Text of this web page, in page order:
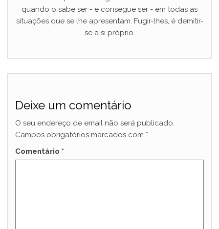
quando o sabe ser - e consegue ser - em todas as
situações que se lhe apresentam. Fugir-lhes, é demitir-
se a si próprio.
Deixe um comentário
O seu endereço de email não será publicado.
Campos obrigatórios marcados com *
Comentário *